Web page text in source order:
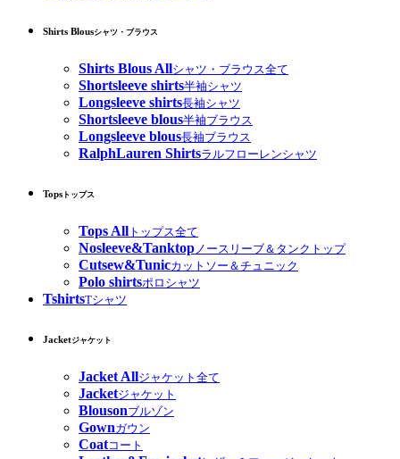
Shirts Blousシャツ・ブラウス
Shirts Blous Allシャツ・ブラウス全て
Shortsleeve shirts半袖シャツ
Longsleeve shirts長袖シャツ
Shortsleeve blous半袖ブラウス
Longsleeve blous長袖ブラウス
RalphLauren Shirtsラルフローレンシャツ
Tops トップス
Tops All トップス全て
Nosleeve&Tanktop ノースリーブ＆タンクトップ
Cutsew&Tunicカットソー＆チュニック
Polo shirtsポロシャツ
TshirtsTシャツ
Jacketジャケット
Jacket Allジャケット全て
Jacketジャケット
Blousonブルゾン
Gownガウン
Coatコート